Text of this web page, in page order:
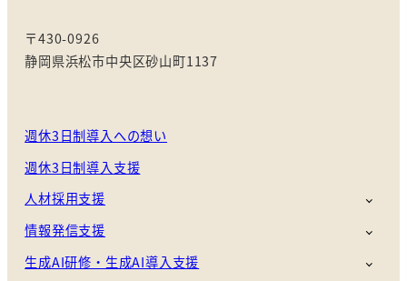
〒430-0926
静岡県浜松市中央区砂山町1137
週休3日制導入への想い
週休3日制導入支援
人材採用支援
情報発信支援
生成AI研修・生成AI導入支援